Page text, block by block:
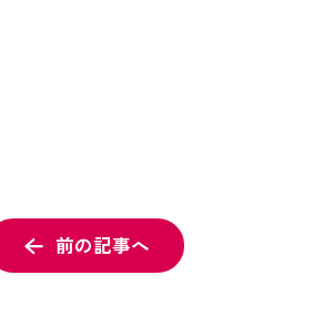
前の記事へ